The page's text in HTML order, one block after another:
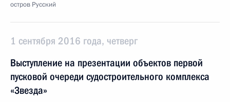
остров Русский
1 сентября 2016 года, четверг
Выступление на презентации объектов первой
пусковой очереди судостроительного комплекса
«Звезда»